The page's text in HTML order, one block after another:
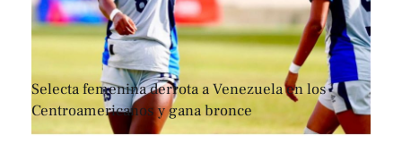
Selecta femenina derrota a Venezuela en los
Centroamericanos y gana bronce